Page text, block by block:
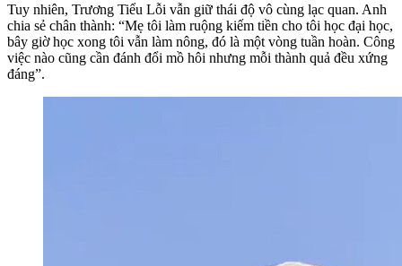
Tuy nhiên, Trương Tiểu Lỗi vẫn giữ thái độ vô cùng lạc quan. Anh
chia sẻ chân thành: “Mẹ tôi làm ruộng kiếm tiền cho tôi học đại học,
bây giờ học xong tôi vẫn làm nông, đó là một vòng tuần hoàn. Công
việc nào cũng cần đánh đổi mồ hôi nhưng mỗi thành quả đều xứng
đáng”.